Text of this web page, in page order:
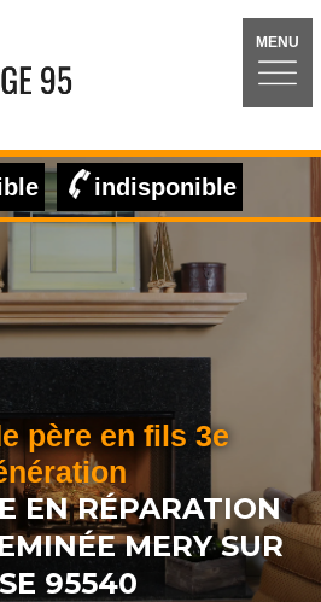
MENU
indisponible
père en fils 3e
EN RÉPARATION
MERY SUR
95540